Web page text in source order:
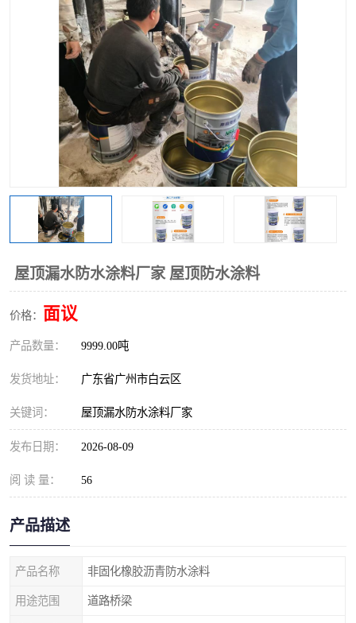
屋顶漏水防水涂料厂家 屋顶防水涂料
价格： 面议
产品数量： 9999.00吨
发货地址： 广东省广州市白云区
关键词： 屋顶漏水防水涂料厂家
发布日期： 2026-08-09
阅 读 量： 56
产品描述
产品名称 非固化橡胶沥青防水涂料
用途范围 道路桥梁